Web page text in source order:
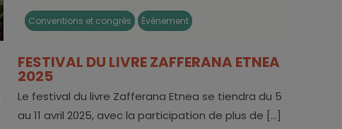
Conventions et congrès Événement
FESTIVAL DU LIVRE ZAFFERANA ETNEA
2025
Le festival du livre Zafferana Etnea se tiendra du 5
au 11 avril 2025, avec la participation de plus de [...]